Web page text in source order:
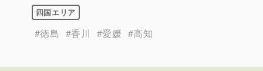
四国エリア
#徳島 #香川 #愛媛 #高知